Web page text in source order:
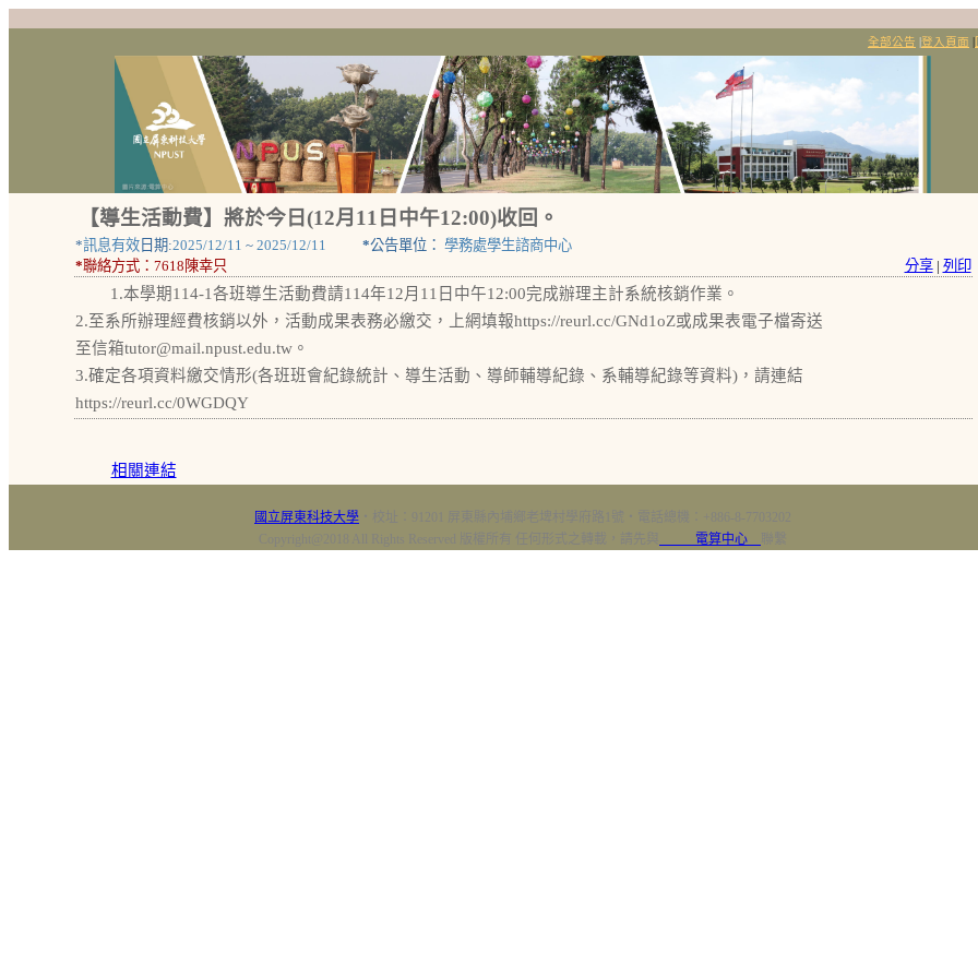
全部公告 登入頁面
【導生活動費】將於今日(12月11日中午12:00)收回。
*訊息有效日期:2025/12/11 ~ 2025/12/11 *公告單位： 學務處學生諮商中心
*聯絡方式： 7618陳幸只 分享 | 列印
1.本學期114-1各班導生活動費請114年12月11日中午12:00完成辦理主計系統核銷作業。
2.至系所辦理經費核銷以外，活動成果表務必繳交，上網填報https://reurl.cc/GNd1oZ或成果表電子檔寄送
至信箱tutor@mail.npust.edu.tw。
3.確定各項資料繳交情形(各班班會紀錄統計、導生活動、導師輔導紀錄、系輔導紀錄等資料)，請連結
https://reurl.cc/0WGDQY
相關連結
國立屏東科技大學
電算中心